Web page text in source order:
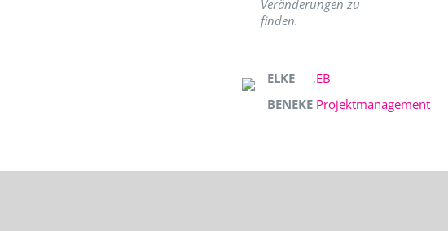
Veränderungen zu
finden.
ELKE
BENEKE
,EB
Projektmanagement